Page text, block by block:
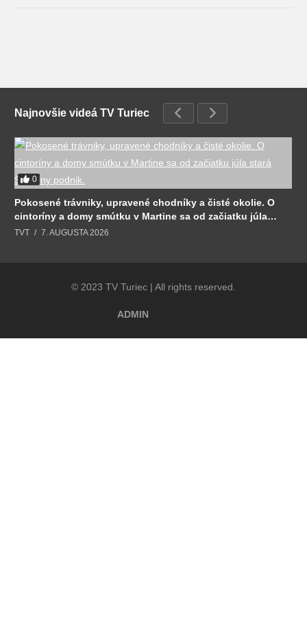
Najnovšie videá TV Turiec
0
Pokosené trávniky, upravené chodníky a čisté okolie. O
cintoríny a domy smútku v Martine sa od začiatku júla
stará Sociálny podnik.
TVT 7. AUGUSTA 2026
© 2023 TV Turiec | All rights reserved.
ADMIN